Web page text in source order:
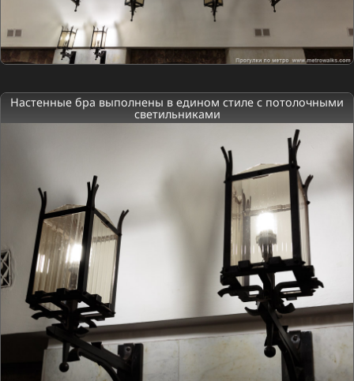
Настенные бра выполнены в едином стиле с потолочными
светильниками